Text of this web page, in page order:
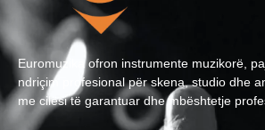
Euromuzika ofron instrumente muzikorë,
ndriçim profesional për skena, studio dhe
me cilësi të garantuar dhe mbështetje